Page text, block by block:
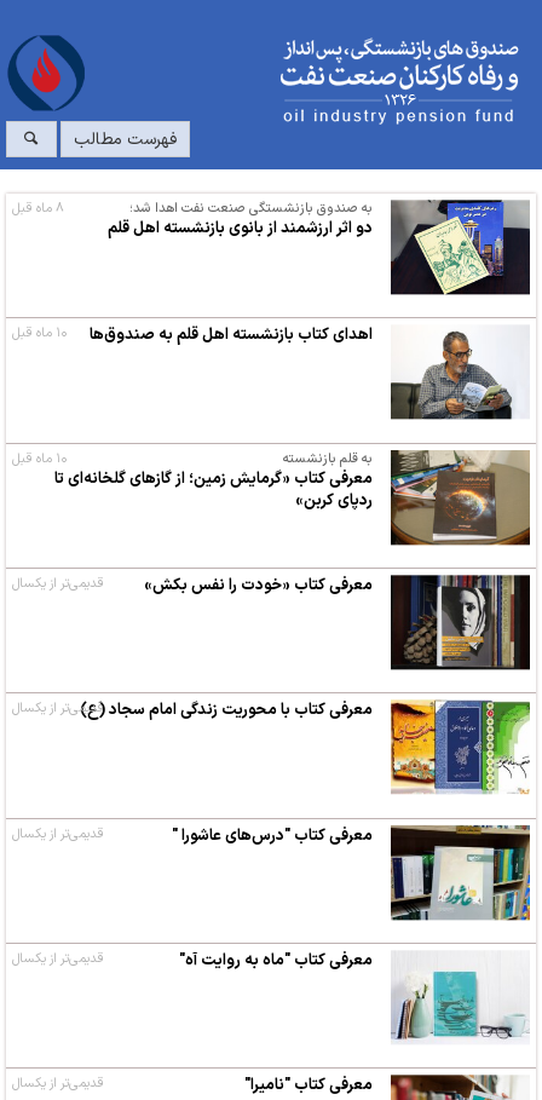
فهرست مطالب
به صندوق بازنشستگی صنعت نفت اهدا شد؛
دو اثر ارزشمند از بانوی بازنشسته اهل قلم
۸ ماه قبل
اهدای کتاب بازنشسته اهل قلم به صندوق‌ها ۱۰ ماه قبل
به قلم بازنشسته
معرفی کتاب «گرمایش زمین؛ از گازهای گلخانه‌ای تا
ردپای کربن»
۱۰ ماه قبل
معرفی کتاب «خودت را نفس بکش» قدیمی‌تر از یکسال
معرفی کتاب ‌با محوریت زندگی امام سجاد (ع)قدیمی‌تر از یکسال
معرفی کتاب "درس‌های عاشورا " قدیمی‌تر از یکسال
معرفی کتاب "ماه به روایت آه" قدیمی‌تر از یکسال
معرفی کتاب "نامیرا" قدیمی‌تر از یکسال